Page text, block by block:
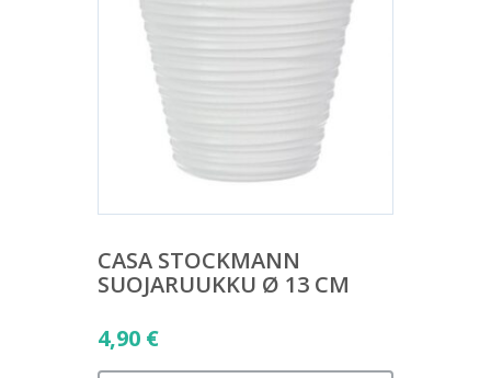
CASA STOCKMANN
SUOJARUUKKU Ø 13 CM
4,90 €